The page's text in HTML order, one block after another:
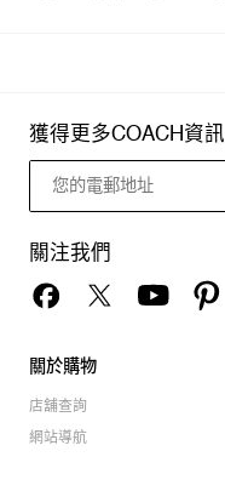
獲得更多COACH資訊
關注我們
關於購物
店舖查詢
網站導航